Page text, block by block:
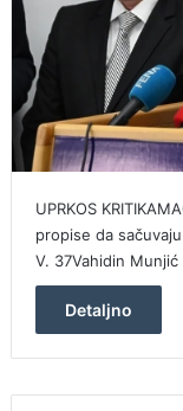
UPRKOS
propise da
V. 37Vahidin
Detaljno